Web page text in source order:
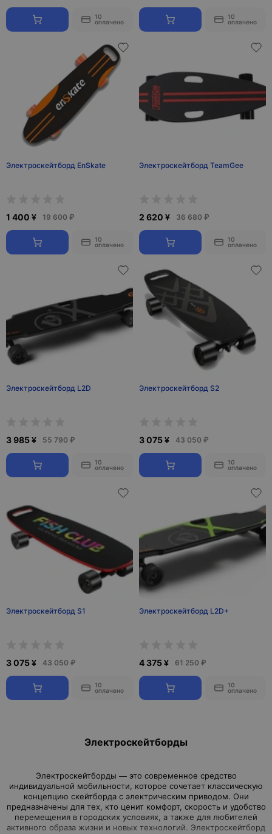
10
оплачено
10
оплачено
Электроскейтборд EnSkate
1 400 ¥ 19 600 ₽
10
оплачено
Электроскейтборд TeamGee
2 620 ¥ 36 680 ₽
10
оплачено
Электроскейтборд L2D
3 985 ¥ 55 790 ₽
10
оплачено
Электроскейтборд S2
3 075 ¥ 43 050 ₽
10
оплачено
Электроскейтборд S1
3 075 ¥ 43 050 ₽
10
оплачено
Электроскейтборд L2D+
4 375 ¥ 61 250 ₽
10
оплачено
Электроскейтборды
Электроскейтборды — это современное средство
индивидуальной мобильности, которое сочетает классическую
концепцию скейтборда с электрическим приводом. Они
предназначены для тех, кто ценит комфорт, скорость и удобство
перемещения в городских условиях, а также для любителей
активного образа жизни и новых технологий. Электроскейтборд